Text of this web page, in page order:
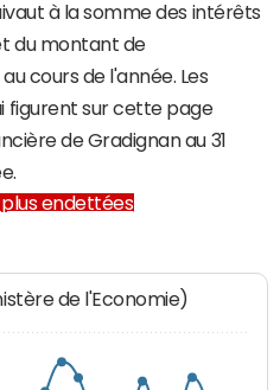
à la somme des intérêts
du montant de
cours de l'année. Les
figurent sur cette page
de Gradignan au 31
plus endettées
de l'Economie)